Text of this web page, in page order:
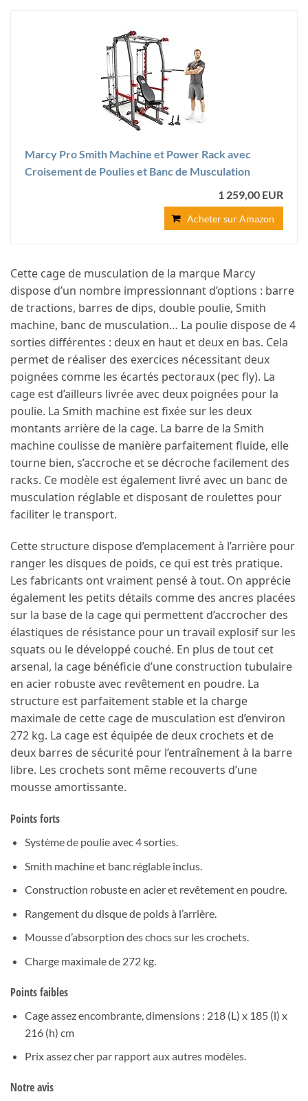
Marcy Pro Smith Machine et Power Rack avec
Croisement de Poulies et Banc de Musculation
1 259,00 EUR
Acheter sur Amazon
Cette cage de musculation de la marque Marcy
dispose d’un nombre impressionnant d’options : barre
de tractions, barres de dips, double poulie, Smith
machine, banc de musculation… La poulie dispose de 4
sorties différentes : deux en haut et deux en bas. Cela
permet de réaliser des exercices nécessitant deux
poignées comme les écartés pectoraux (pec fly). La
cage est d’ailleurs livrée avec deux poignées pour la
poulie. La Smith machine est fixée sur les deux
montants arrière de la cage. La barre de la Smith
machine coulisse de manière parfaitement fluide, elle
tourne bien, s’accroche et se décroche facilement des
racks. Ce modèle est également livré avec un banc de
musculation réglable et disposant de roulettes pour
faciliter le transport.
Cette structure dispose d’emplacement à l’arrière pour
ranger les disques de poids, ce qui est très pratique.
Les fabricants ont vraiment pensé à tout. On apprécie
également les petits détails comme des ancres placées
sur la base de la cage qui permettent d’accrocher des
élastiques de résistance pour un travail explosif sur les
squats ou le développé couché. En plus de tout cet
arsenal, la cage bénéficie d’une construction tubulaire
en acier robuste avec revêtement en poudre. La
structure est parfaitement stable et la charge
maximale de cette cage de musculation est d’environ
272 kg. La cage est équipée de deux crochets et de
deux barres de sécurité pour l’entraînement à la barre
libre. Les crochets sont même recouverts d’une
mousse amortissante.
Points forts
Système de poulie avec 4 sorties.
Smith machine et banc réglable inclus.
Construction robuste en acier et revêtement en poudre.
Rangement du disque de poids à l’arrière.
Mousse d’absorption des chocs sur les crochets.
Charge maximale de 272 kg.
Points faibles
Cage assez encombrante, dimensions : 218 (L) x 185 (l) x
216 (h) cm
Prix assez cher par rapport aux autres modèles.
Notre avis